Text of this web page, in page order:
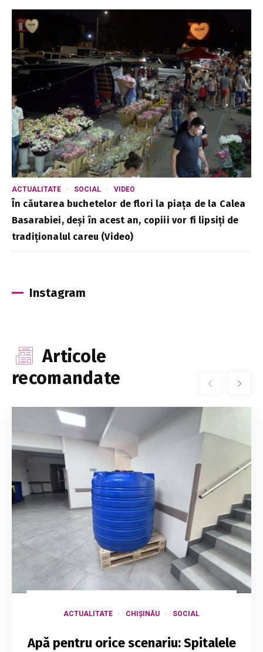
ACTUALITATE SOCIAL VIDEO
În căutarea buchetelor de flori la piața de la Calea
Basarabiei, deși în acest an, copiii vor fi lipsiți de
tradiționalul careu (Video)
Instagram
Articole
recomandate
ACTUALITATE CHIȘINĂU SOCIAL
Apă pentru orice scenariu: Spitalele